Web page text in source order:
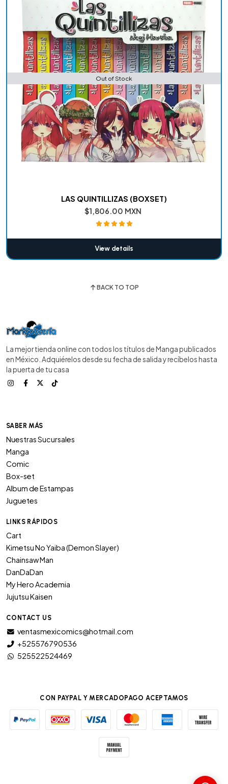
Out of Stock
LAS QUINTILLIZAS (BOXSET)
$1,806.00 MXN
View details
BACK TO TOP
La mejor tienda online con todos los títulos de Manga publicados
en México. Adquiérelos desde su fecha de salida y recíbelos hasta
la puerta de tu casa
SABER MÁS
Nuestras Sucursales
Manga
Comic
Box-set
Album de Estampas
Juguetes
LINKS RÁPIDOS
Cart
Kimetsu No Yaiba (Demon Slayer)
Chainsaw Man
DanDaDan
My Hero Academia
Jujutsu Kaisen
CONTACT US
ventasmexicomics@hotmail.com
+525576790536
525522524469
CON PAYPAL Y MERCADOPAGO ACEPTAMOS